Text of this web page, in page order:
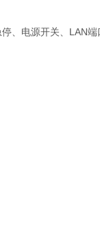
、电源开关、LAN端